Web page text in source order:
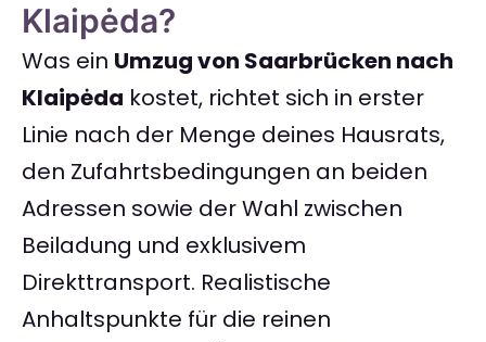
Klaipėda?
Was ein Umzug von Saarbrücken nach
Klaipėda kostet, richtet sich in erster
Linie nach der Menge deines Hausrats,
den Zufahrtsbedingungen an beiden
Adressen sowie der Wahl zwischen
Beiladung und exklusivem
Direkttransport. Realistische
Anhaltspunkte für die reinen